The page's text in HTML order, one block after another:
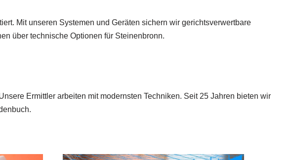
Mit unseren Systemen und Geräten sichern wir gerichtsverwertbare
über technische Optionen für Steinenbronn.
Ermittler arbeiten mit modernsten Techniken. Seit 25 Jahren bieten wir